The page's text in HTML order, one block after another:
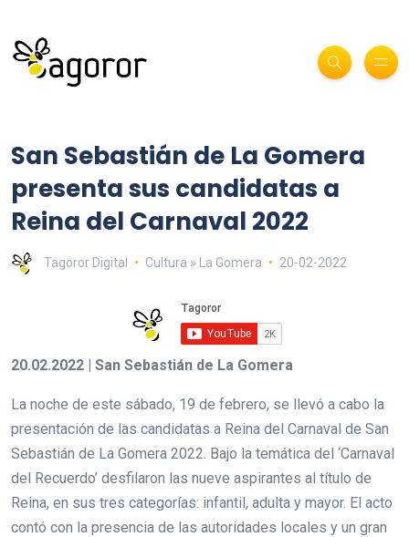
San Sebastián de La Gomera
presenta sus candidatas a
Reina del Carnaval 2022
Tagoror Digital Cultura » La Gomera 20-02-2022
20.02.2022 | San Sebastián de La Gomera
La noche de este sábado, 19 de febrero, se llevó a cabo la
presentación de las candidatas a Reina del Carnaval de San
Sebastián de La Gomera 2022. Bajo la temática del ‘Carnaval
del Recuerdo’ desfilaron las nueve aspirantes al título de
Reina, en sus tres categorías: infantil, adulta y mayor. El acto
contó con la presencia de las autoridades locales y un gran